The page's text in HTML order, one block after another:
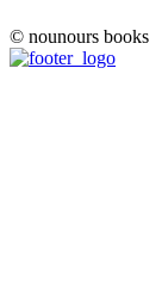
© nounours books